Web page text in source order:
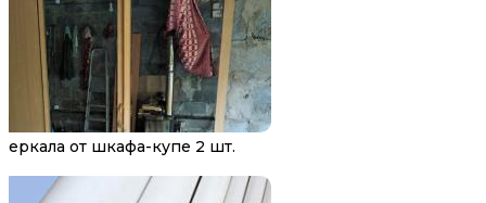
Зеркала от шкафа-купе 2 шт.